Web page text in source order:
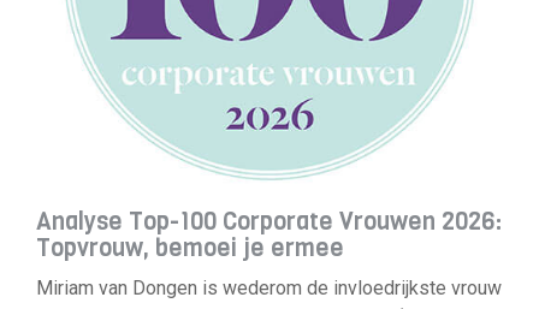
Analyse Top-100 Corporate Vrouwen 2026:
Topvrouw, bemoei je ermee
Miriam van Dongen is wederom de invloedrijkste vrouw